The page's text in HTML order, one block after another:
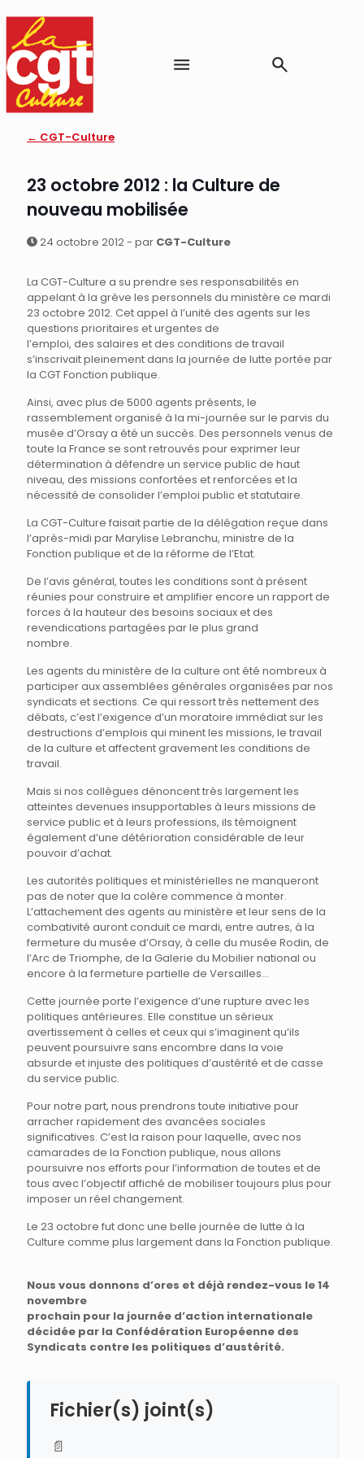
← CGT-Culture
23 octobre 2012 : la Culture de
nouveau mobilisée
24 octobre 2012 - par CGT-Culture
La CGT-Culture a su prendre ses responsabilités en
appelant à la grève les personnels du ministère ce mardi
23 octobre 2012. Cet appel à l’unité des agents sur les
questions prioritaires et urgentes de
l’emploi, des salaires et des conditions de travail
s’inscrivait pleinement dans la journée de lutte portée par
la CGT Fonction publique.
Ainsi, avec plus de 5000 agents présents, le
rassemblement organisé à la mi-journée sur le parvis du
musée d’Orsay a été un succès. Des personnels venus de
toute la France se sont retrouvés pour exprimer leur
détermination à défendre un service public de haut
niveau, des missions confortées et renforcées et la
nécessité de consolider l’emploi public et statutaire.
La CGT-Culture faisait partie de la délégation reçue dans
l’après-midi par Marylise Lebranchu, ministre de la
Fonction publique et de la réforme de l’Etat.
De l’avis général, toutes les conditions sont à présent
réunies pour construire et amplifier encore un rapport de
forces à la hauteur des besoins sociaux et des
revendications partagées par le plus grand
nombre.
Les agents du ministère de la culture ont été nombreux à
participer aux assemblées générales organisées par nos
syndicats et sections. Ce qui ressort très nettement des
débats, c’est l’exigence d’un moratoire immédiat sur les
destructions d’emplois qui minent les missions, le travail
de la culture et affectent gravement les conditions de
travail.
Mais si nos collègues dénoncent très largement les
atteintes devenues insupportables à leurs missions de
service public et à leurs professions, ils témoignent
également d’une détérioration considérable de leur
pouvoir d’achat.
Les autorités politiques et ministérielles ne manqueront
pas de noter que la colère commence à monter.
L’attachement des agents au ministère et leur sens de la
combativité auront conduit ce mardi, entre autres, à la
fermeture du musée d’Orsay, à celle du musée Rodin, de
l’Arc de Triomphe, de la Galerie du Mobilier national ou
encore à la fermeture partielle de Versailles…
Cette journée porte l’exigence d’une rupture avec les
politiques antérieures. Elle constitue un sérieux
avertissement à celles et ceux qui s’imaginent qu’ils
peuvent poursuivre sans encombre dans la voie
absurde et injuste des politiques d’austérité et de casse
du service public.
Pour notre part, nous prendrons toute initiative pour
arracher rapidement des avancées sociales
significatives. C’est la raison pour laquelle, avec nos
camarades de la Fonction publique, nous allons
poursuivre nos efforts pour l’information de toutes et de
tous avec l’objectif affiché de mobiliser toujours plus pour
imposer un réel changement.
Le 23 octobre fut donc une belle journée de lutte à la
Culture comme plus largement dans la Fonction publique.
Nous vous donnons d’ores et déjà rendez-vous le 14
novembre
prochain pour la journée d’action internationale
décidée par la Confédération Européenne des
Syndicats contre les politiques d’austérité.
Fichier(s) joint(s)
📄